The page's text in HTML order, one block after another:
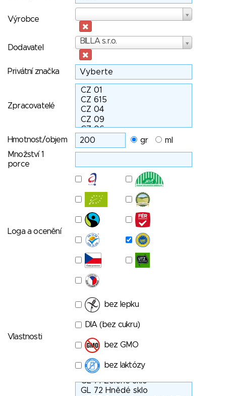
Výrobce
Dodavatel
BILLA s.r.o.
Dodavatel
Privátní značka
Zpracovatelé
Hmotnost/objem gr
ml
Množství 1
porce
Loga a ocenění
Vlastnosti
bez lepku
DIA (bez cukru)
bez GMO
bez laktózy